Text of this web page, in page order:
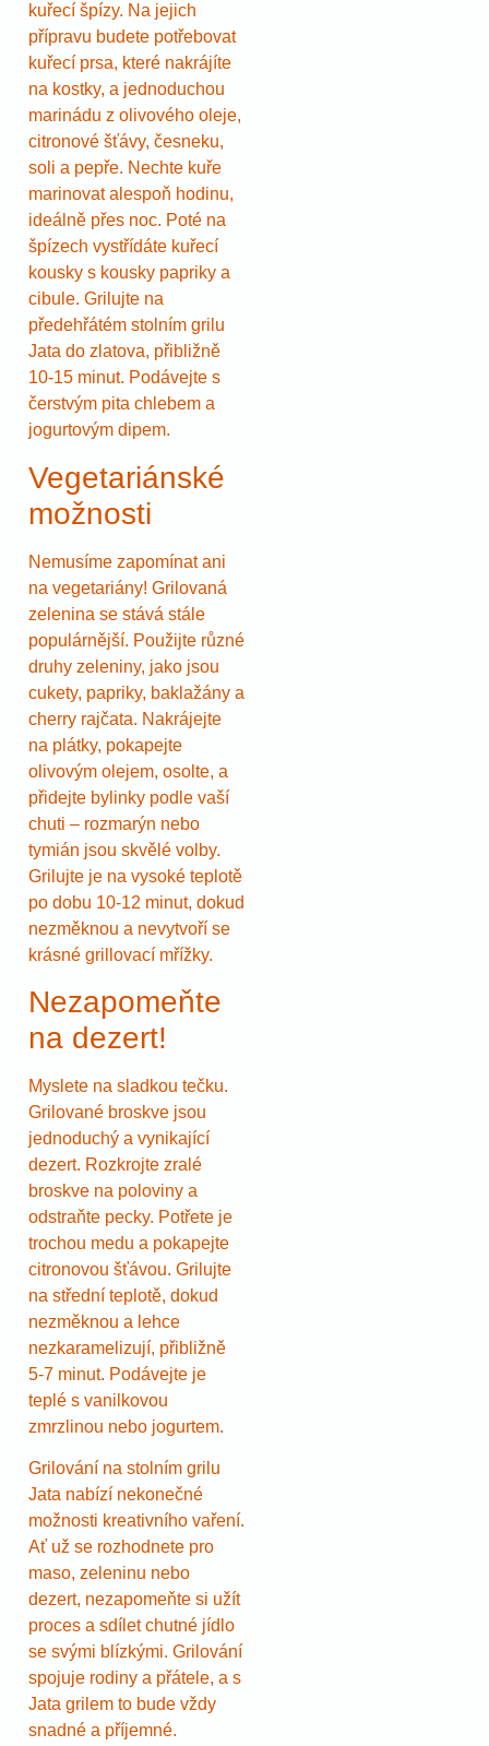
kuřecí špízy. Na jejich
přípravu budete potřebovat
kuřecí prsa, které nakrájíte
na kostky, a jednoduchou
marinádu z olivového oleje,
citronové šťávy, česneku,
soli a pepře. Nechte kuře
marinovat alespoň hodinu,
ideálně přes noc. Poté na
špízech vystřídáte kuřecí
kousky s kousky papriky a
cibule. Grilujte na
předehřátém stolním grilu
Jata do zlatova, přibližně
10-15 minut. Podávejte s
čerstvým pita chlebem a
jogurtovým dipem.
Vegetariánské
možnosti
Nemusíme zapomínat ani
na vegetariány! Grilovaná
zelenina se stává stále
populárnější. Použijte různé
druhy zeleniny, jako jsou
cukety, papriky, baklažány a
cherry rajčata. Nakrájejte
na plátky, pokapejte
olivovým olejem, osolte, a
přidejte bylinky podle vaší
chuti – rozmarýn nebo
tymián jsou skvělé volby.
Grilujte je na vysoké teplotě
po dobu 10-12 minut, dokud
nezměknou a nevytvoří se
krásné grillovací mřížky.
Nezapomeňte
na dezert!
Myslete na sladkou tečku.
Grilované broskve jsou
jednoduchý a vynikající
dezert. Rozkrojte zralé
broskve na poloviny a
odstraňte pecky. Potřete je
trochou medu a pokapejte
citronovou šťávou. Grilujte
na střední teplotě, dokud
nezměknou a lehce
nezkaramelizují, přibližně
5-7 minut. Podávejte je
teplé s vanilkovou
zmrzlinou nebo jogurtem.
Grilování na stolním grilu
Jata nabízí nekonečné
možnosti kreativního vaření.
Ať už se rozhodnete pro
maso, zeleninu nebo
dezert, nezapomeňte si užít
proces a sdílet chutné jídlo
se svými blízkými. Grilování
spojuje rodiny a přátele, a s
Jata grilem to bude vždy
snadné a příjemné.